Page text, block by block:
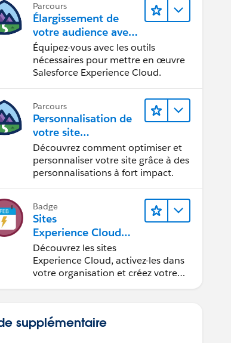
Parcours
Élargissement de
votre audience avec
Experience Cloud
Équipez-vous avec les outils
nécessaires pour mettre en œuvre
Salesforce Experience Cloud.
Parcours
Personnalisation de
votre site
Experience Cloud
Découvrez comment optimiser et
personnaliser votre site grâce à des
personnalisations à fort impact.
Badge
Sites
Experience Cloud
dans
Agentforce Financial
Services
Découvrez les sites
Experience Cloud, activez-les dans
votre organisation et créez votre
supplémentaire